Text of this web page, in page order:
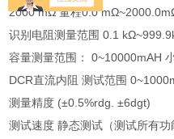
2000 mΩ 量程0.0
识别电阻测量范围 0.1
容量测量范围： 0~10000mAH
DCR直流内阻 测试范围
测量精度 (±0.5%rdg. ±6dgt)
测试速度 静态测试（测试所有